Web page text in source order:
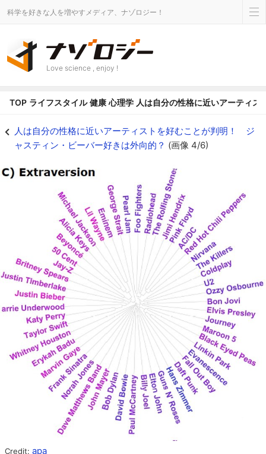
科学を好きな人を増やすメディア、ナゾロジー！
Love science , enjoy !
TOP ライフスタイル 健康 心理学 人は自分の性格に近いアーティ
人は自分の性格に近いアーティストを好むことが判明！ ジ
ャスティン・ビーバー好きは外向的？ (画像 4/6)
Credit: apa